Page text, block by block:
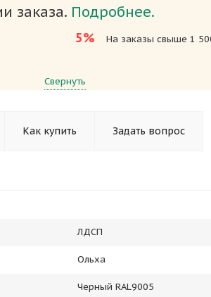
заказа. Подробнее.
5% На заказы свыше 1
Свернуть
Как купить Задать вопрос
ЛДСП
Ольха
Черный RAL9005